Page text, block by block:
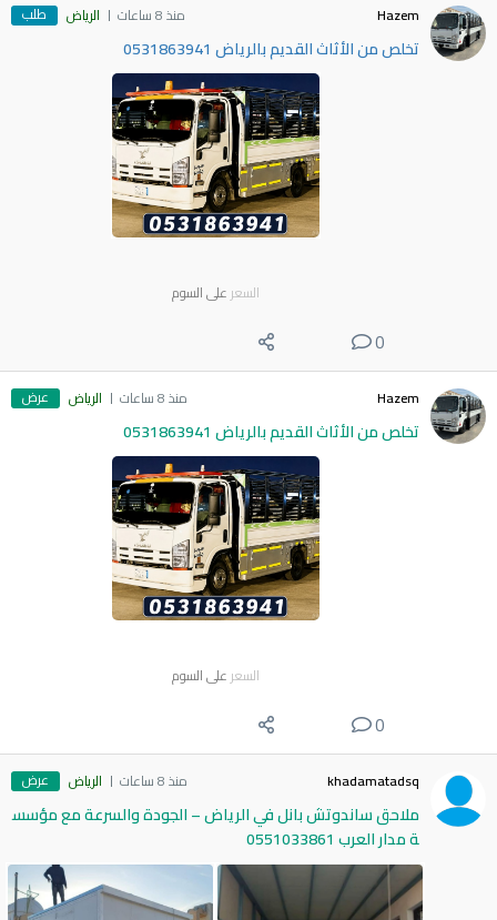
Hazem منذ 8 ساعات الرياض طلب
تخلص من الأثاث القديم بالرياض 0531863941
السعر على السوم
0
Hazem منذ 8 ساعات الرياض عرض
تخلص من الأثاث القديم بالرياض 0531863941
السعر على السوم
0
khadamatadsq منذ 8 ساعات الرياض عرض
ملاحق ساندوتش بانل في الرياض – الجودة والسرعة مع مؤسس
ة مدار العرب 0551033861